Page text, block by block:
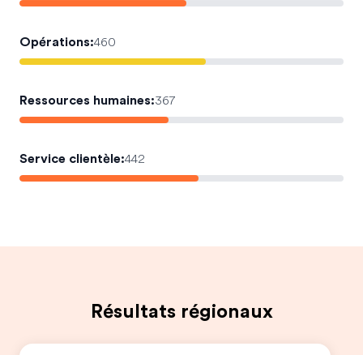
Opérations:460
Ressources humaines:367
Service clientèle:442
Résultats régionaux